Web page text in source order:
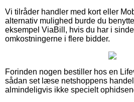
Vi tilråder handler med kort eller
alternativ mulighed burde du
eksempel ViaBill, hvis du har i
omkostningerne i flere bidder.
Forinden nogen bestiller hos en
sådan set læse netshoppens
almindeligvis ikke specielt